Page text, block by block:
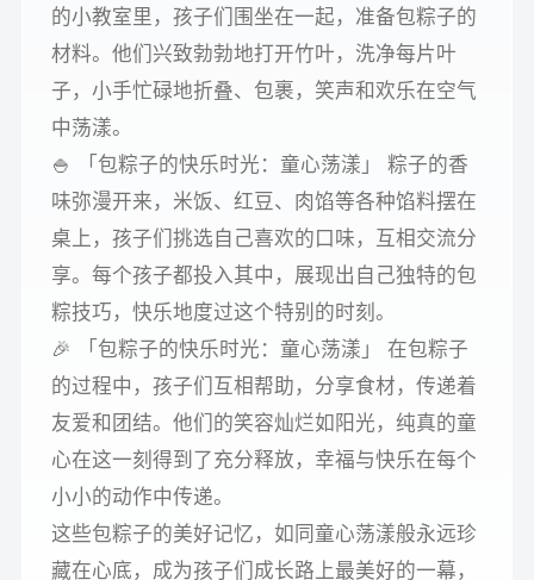
的小教室里，孩子们围坐在一起，准备包粽子的
材料。他们兴致勃勃地打开竹叶，洗净每片叶
子，小手忙碌地折叠、包裹，笑声和欢乐在空气
中荡漾。
🍚 「包粽子的快乐时光：童心荡漾」 粽子的香
味弥漫开来，米饭、红豆、肉馅等各种馅料摆在
桌上，孩子们挑选自己喜欢的口味，互相交流分
享。每个孩子都投入其中，展现出自己独特的包
粽技巧，快乐地度过这个特别的时刻。
🎉 「包粽子的快乐时光：童心荡漾」 在包粽子
的过程中，孩子们互相帮助，分享食材，传递着
友爱和团结。他们的笑容灿烂如阳光，纯真的童
心在这一刻得到了充分释放，幸福与快乐在每个
小小的动作中传递。
这些包粽子的美好记忆，如同童心荡漾般永远珍
藏在心底，成为孩子们成长路上最美好的一幕，